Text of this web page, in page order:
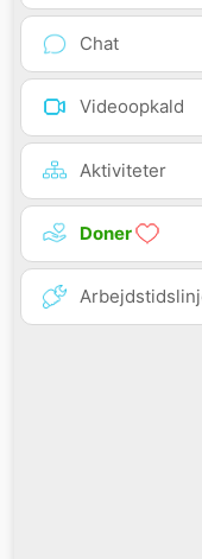
Chat
Videoopkald
Aktiviteter
Doner